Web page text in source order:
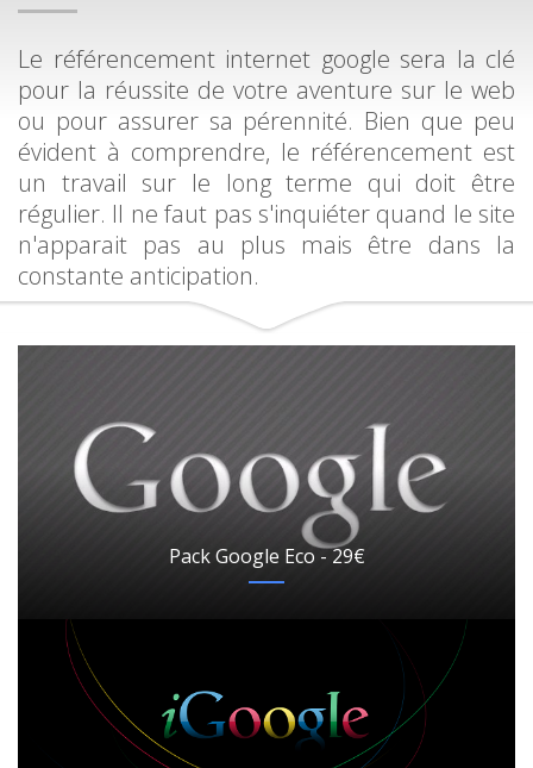
Le référencement internet google sera la clé
pour la réussite de votre aventure sur le web
ou pour assurer sa pérennité. Bien que peu
évident à comprendre, le référencement est
un travail sur le long terme qui doit être
régulier. Il ne faut pas s'inquiéter quand le site
n'apparait pas au plus mais être dans la
constante anticipation.
Pack Google Eco - 29€